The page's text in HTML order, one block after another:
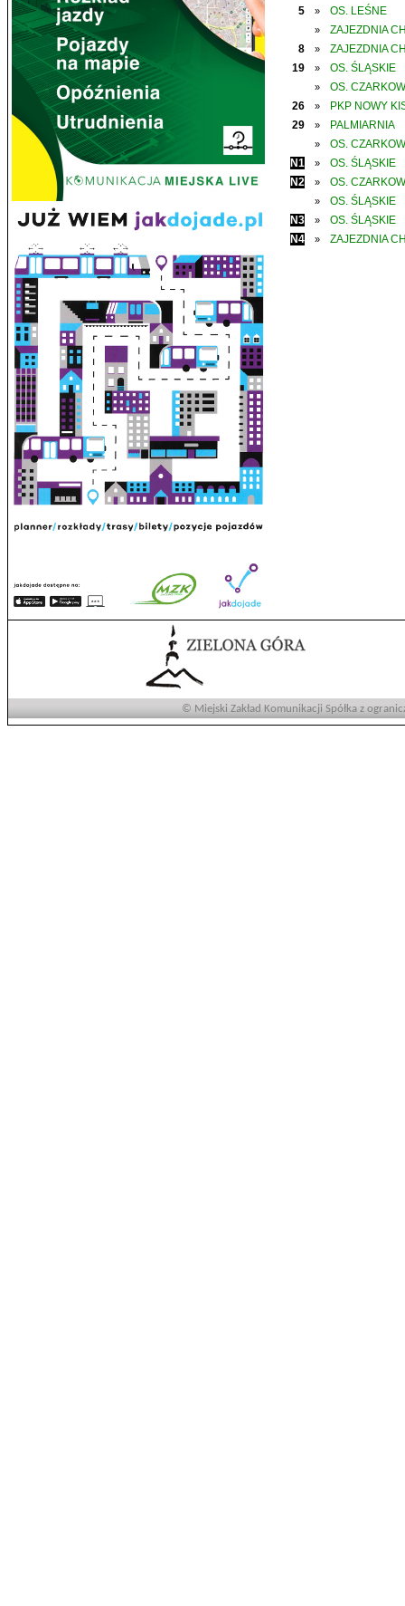
5
» OS. LEŚNE
»
ZAJEZDNIA
8
»
ZAJEZDNIA
19
» OS. ŚLĄSKIE
»
OS.
26
»
PKP NOWY
29
» PALMIARNIA
»
OS.
N1
»
OS. ŚLĄSKIE
N2
» OS.
»
OS. ŚLĄSKIE
N3
»
OS. ŚLĄSKIE
N4
» ZAJEZDNIA
© Miejski Zakład Komunikacji Spółka z